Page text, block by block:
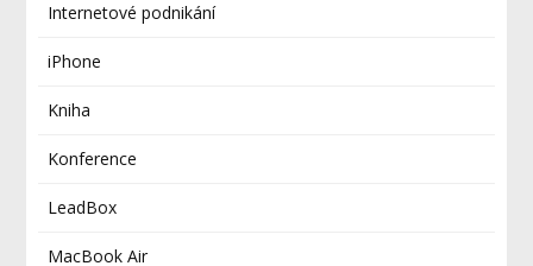
Internetové podnikání
iPhone
Kniha
Konference
LeadBox
MacBook Air